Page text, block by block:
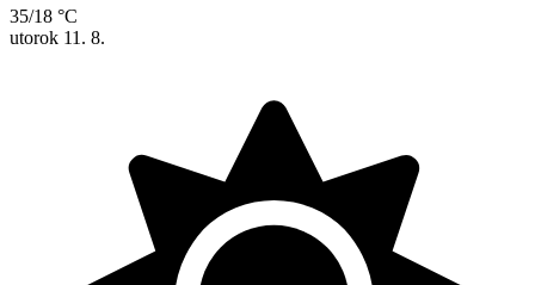
35/18 °C
utorok 11. 8.